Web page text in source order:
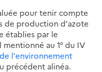
pour tenir compte
de production d'azote
établies par le
au 1° du IV
l'environnement
précédent alinéa.